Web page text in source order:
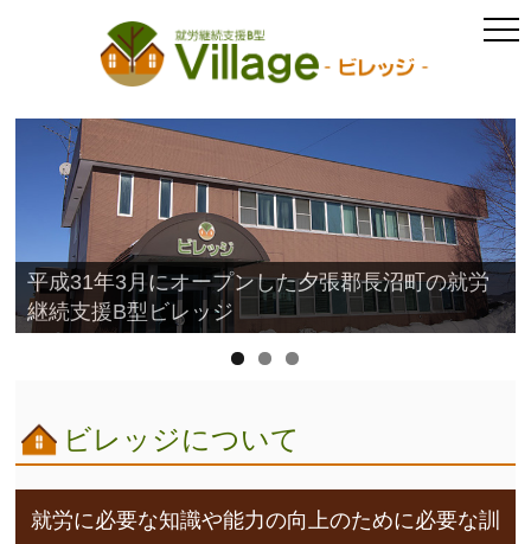
平成31年3月にオープンした夕張郡長沼町の就労
継続支援B型ビレッジ
ビレッジについて
就労に必要な知識や能力の向上のために必要な訓